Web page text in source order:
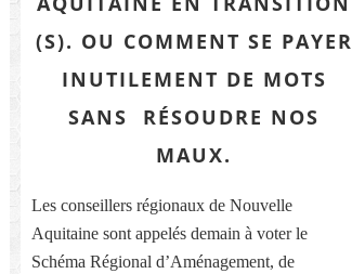
(S). OU COMMENT SE PAYER
INUTILEMENT DE MOTS
SANS RÉSOUDRE NOS
MAUX.
Les conseillers régionaux de Nouvelle
Aquitaine sont appelés demain à voter le
Schéma Régional d’Aménagement, de